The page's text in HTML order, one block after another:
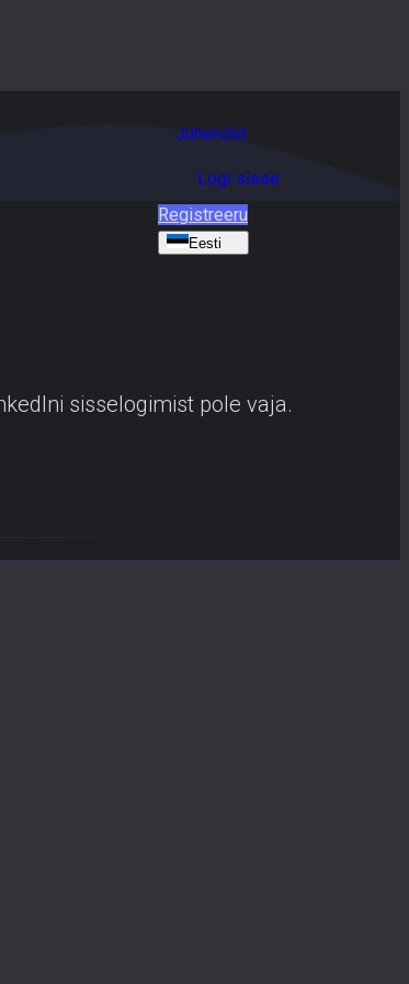
Juhendid
Logi sisse
Registreeru
Eesti
sisselogimist pole vaja.